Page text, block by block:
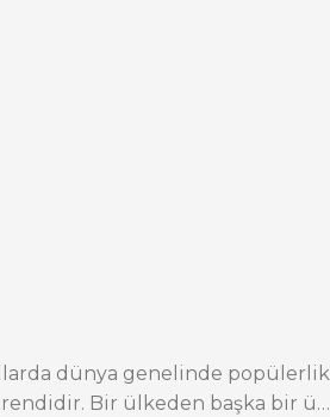
dünya genelinde popülerlik
Bir ülkeden başka bir ü…